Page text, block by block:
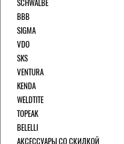
SCHWALBE
BBB
SIGMA
VDO
SKS
VENTURA
KENDA
WELDTITE
TOPEAK
BELELLI
АКСЕССУАРЫ СО СКИДКОЙ